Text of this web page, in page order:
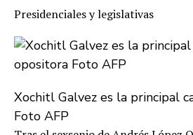
Presidenciales y legislativas
Xochitl Galvez es la principal
Foto AFP